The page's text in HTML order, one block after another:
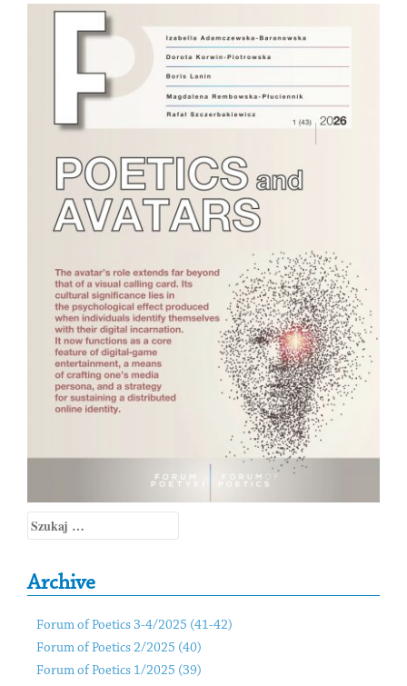
Szukaj:
Archive
Forum of Poetics 3-4/2025 (41-42)
Forum of Poetics 2/2025 (40)
Forum of Poetics 1/2025 (39)